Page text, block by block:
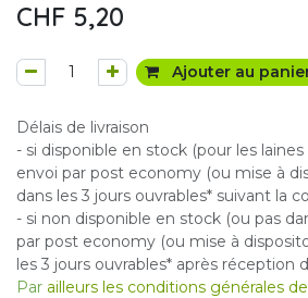
CHF 5,20
Ajouter au
Délais de livraison
- si disponible en stock (pour les laines
envoi par post economy (ou mise à
dans les 3 jours ouvrables* suivant la
- si non disponible en stock (ou pas
par post economy (ou mise à
les 3 jours ouvrables* après réception
Par ailleurs les conditions générales